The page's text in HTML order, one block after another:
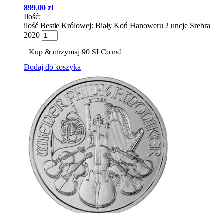
899.00 zł
Ilość:
ilość Bestie Królowej: Biały Koń Hanoweru 2 uncje Srebra
2020
Kup & otrzymaj 90 SI Coins!
Dodaj do koszyka